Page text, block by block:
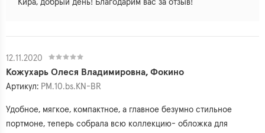
Кира, добрый день! Благодарим вас за отзыв!
12.11.2020
Кожухарь Олеся Владимировна, Фокино
Артикул: PM.10.bs.KN-BR
Удобное, мягкое, компактное, а главное безумно стильное
портмоне, теперь собрала всю коллекцию- обложка для